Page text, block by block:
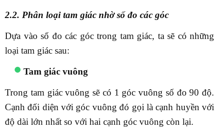
2.2. Phân loại tam giác nhờ số đo các góc
Dựa vào số đo các góc trong tam giác, ta sẽ có những
loại tam giác sau:
Tam giác vuông
Trong tam giác vuông sẽ có 1 góc vuông số đo 90 độ.
Cạnh đối diện với góc vuông đó gọi là cạnh huyền với
độ dài lớn nhất so với hai cạnh góc vuông còn lại.